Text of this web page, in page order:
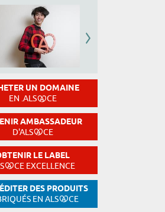
UN DOMAINE
EN .ALS CE
AMBASSADEUR
D'ALS CE
LE LABEL
CE EXCELLENCE
DES PRODUITS
EN ALS CE